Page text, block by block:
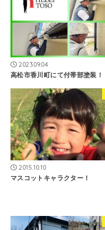
2023.09.04
高松市香川町にて付帯部塗装！
2015.10.10
マスコットキャラクター！